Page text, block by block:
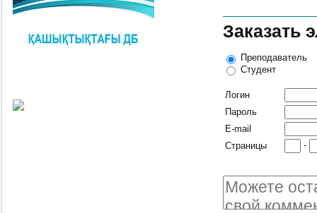
Заказать
Преподаватель
Студент
Логин
Пароль
E-mail
Страницы
-